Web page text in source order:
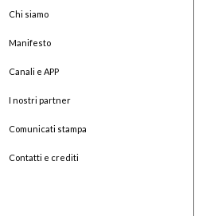
Chi siamo
Manifesto
Canali e APP
I nostri partner
Comunicati stampa
Contatti e crediti